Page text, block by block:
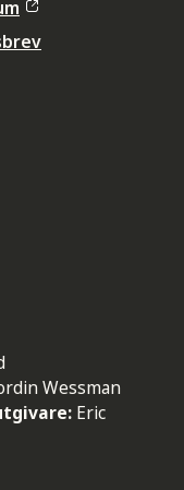
Wessman
Eric